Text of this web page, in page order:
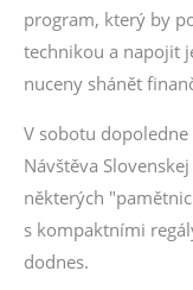
program, který by
technikou a napojit
nuceny shánět
V sobotu
Návštěva
některých
s kompaktními
dodnes.